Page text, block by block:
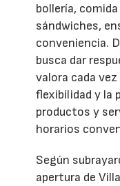
bollería,
sándwiches,
conveniencia.
busca dar
valora cada
flexibilidad y la
productos y
horarios
Según
apertura de